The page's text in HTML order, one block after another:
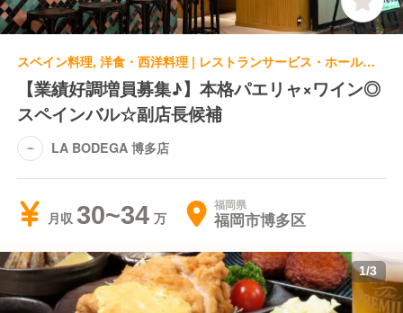
スペイン料理, 洋食・西洋料理 | レストランサービス・ホールスタッフ | LA BODEGA 博多店
【業績好調増員募集♪】本格パエリャ×ワイン◎
スペインバル☆副店長候補
LA BODEGA 博多店
月収 30~34 福岡県
福岡市博多区
1/3